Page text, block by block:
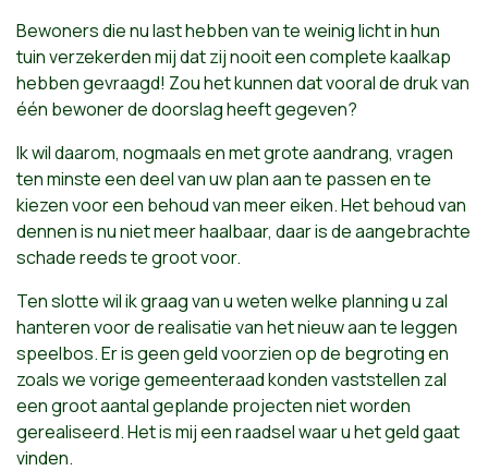
Bewoners die nu last hebben van te weinig licht in hun
tuin verzekerden mij dat zij nooit een complete kaalkap
hebben gevraagd! Zou het kunnen dat vooral de druk van
één bewoner de doorslag heeft gegeven?
Ik wil daarom, nogmaals en met grote aandrang, vragen
ten minste een deel van uw plan aan te passen en te
kiezen voor een behoud van meer eiken. Het behoud van
dennen is nu niet meer haalbaar, daar is de aangebrachte
schade reeds te groot voor.
Ten slotte wil ik graag van u weten welke planning u zal
hanteren voor de realisatie van het nieuw aan te leggen
speelbos. Er is geen geld voorzien op de begroting en
zoals we vorige gemeenteraad konden vaststellen zal
een groot aantal geplande projecten niet worden
gerealiseerd. Het is mij een raadsel waar u het geld gaat
vinden.